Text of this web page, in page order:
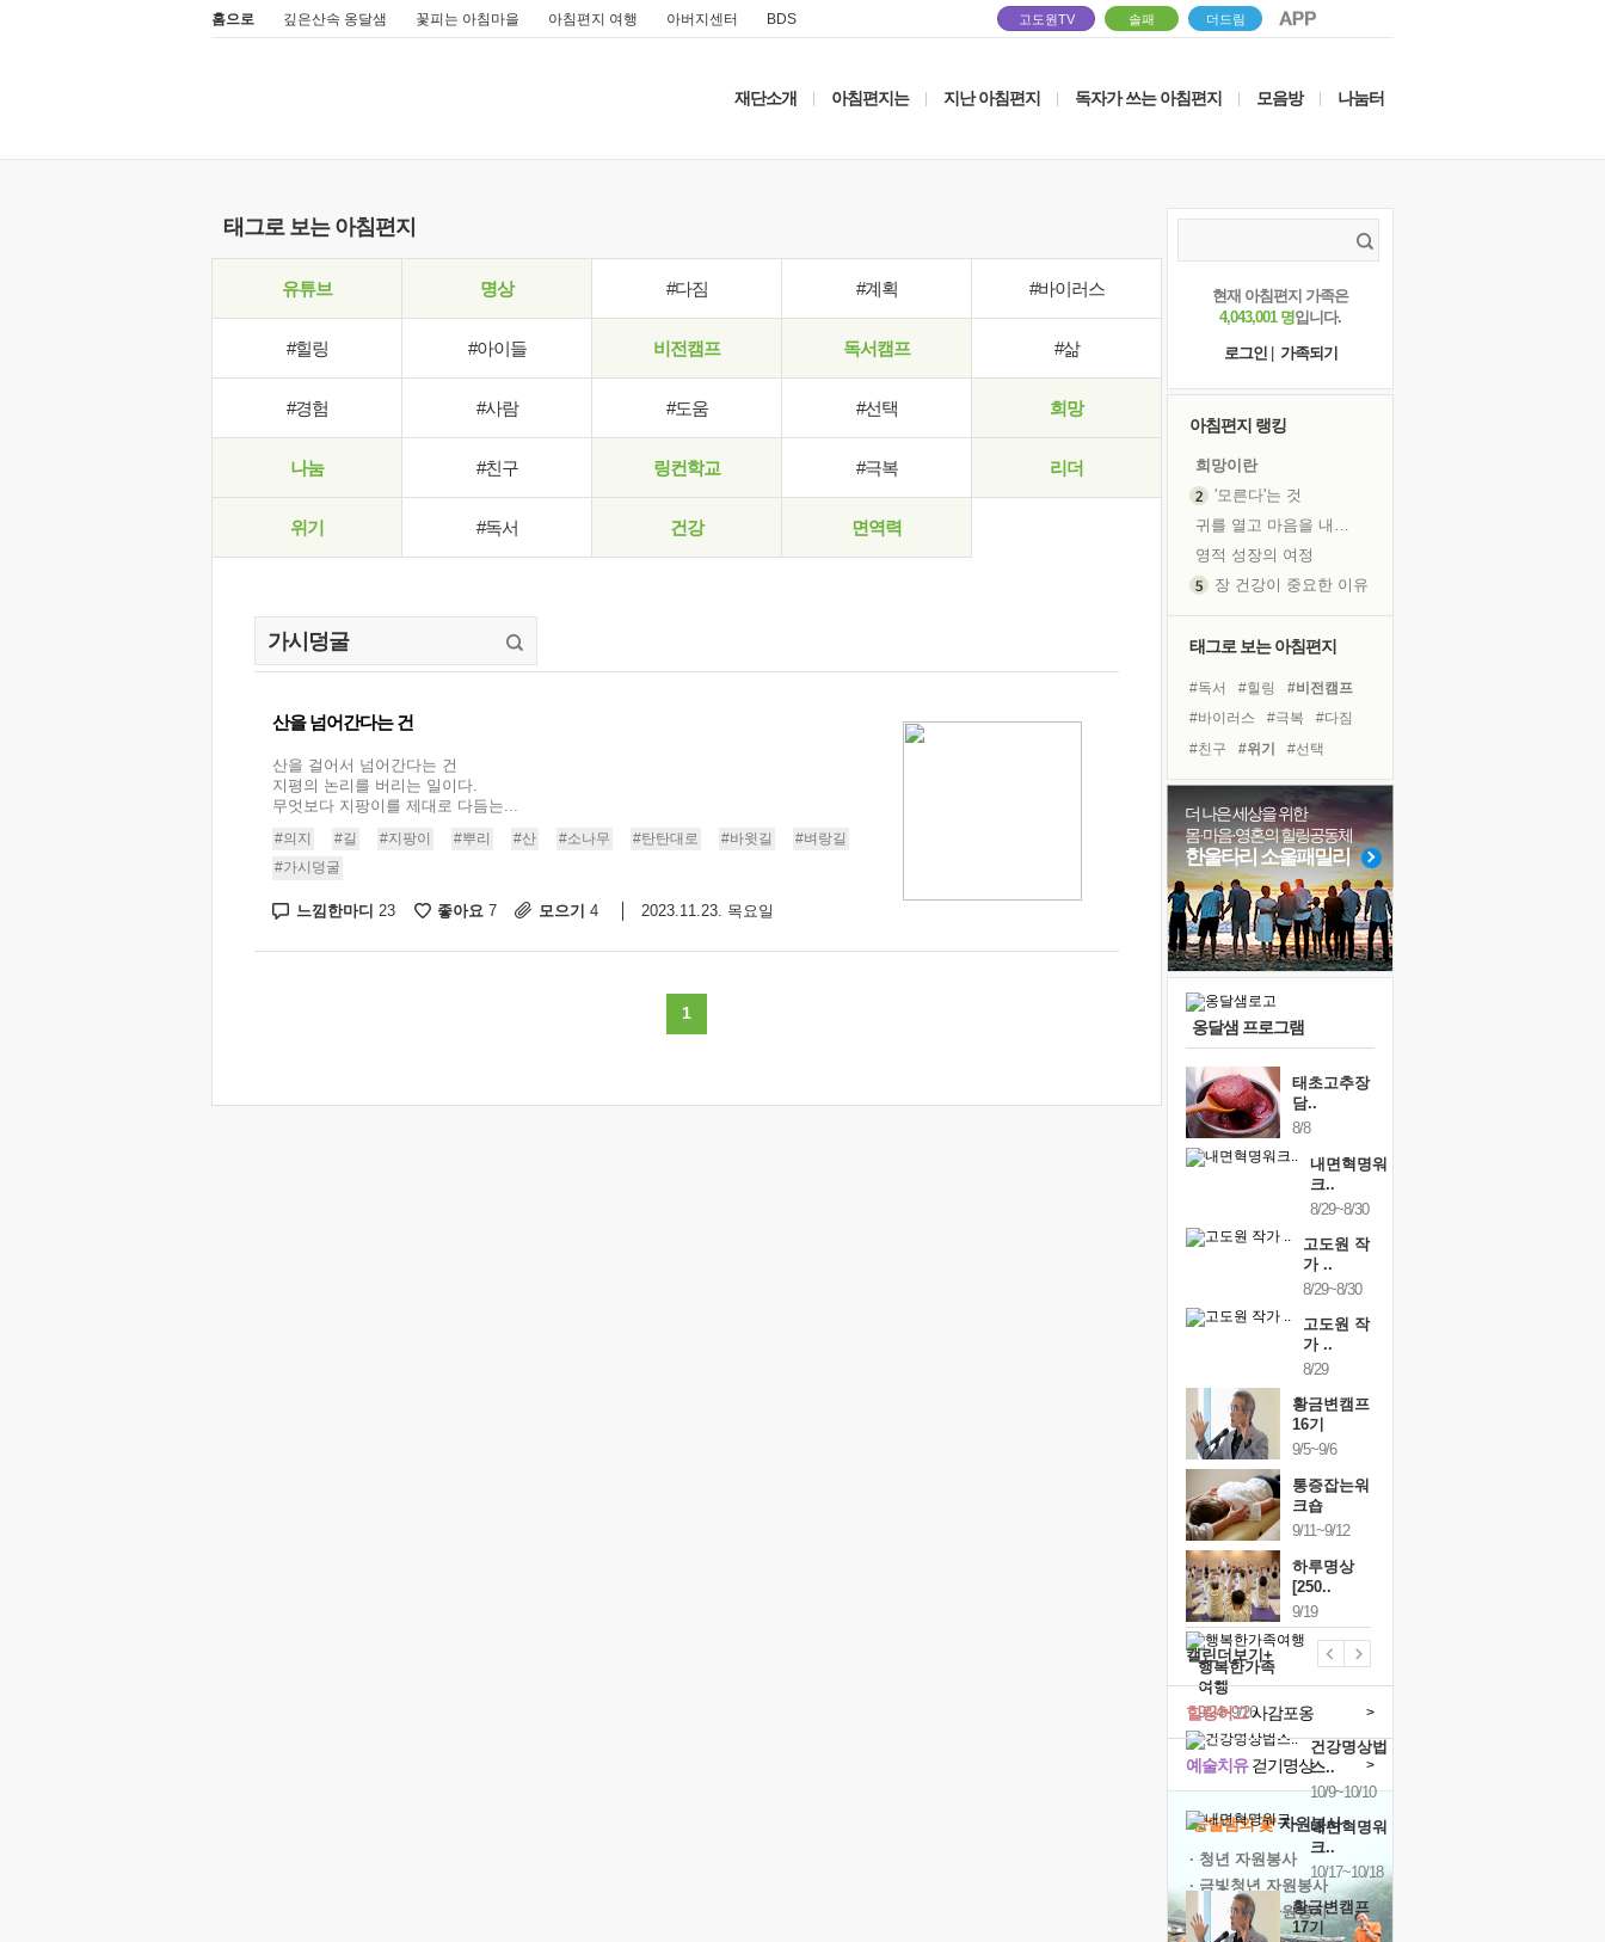
홈으로 깊은산속 옹달샘 꽃피는 아침마을 아침편지 여행 아버지센터 BDS 고도원TV 솔패 더드림
재단소개 아침편지는 지난 아침편지 독자가 쓰는 아침편지 모음방 나눔터
태그로 보는 아침편지
유튜브 명상 #다짐 #계획 #바이러스
#힐링 #아이들 비전캠프 독서캠프 #삶
#경험 #사람 #도움 #선택 희망
나눔 #친구 링컨학교 #극복 리더
위기 #독서 건강 면역력
산을 넘어간다는 건
산을 걸어서 넘어간다는 건
지평의 논리를 버리는 일이다.
무엇보다 지팡이를 제대로 다듬는...
#의지 #길 #지팡이 #뿌리 #산 #소나무 #탄탄대로 #바윗길
#벼랑길
#가시덩굴
느낌한마디 23 좋아요 7 모으기 4 2023.11.23. 목요일
1
현재 아침편지 가족은
4,043,001 명입니다.
로그인
가족되기
아침편지 랭킹
희망이란
'모른다'는 것
귀를 열고 마음을 내어주고
영적 성장의 여정
장 건강이 중요한 이유
꿈이 실제가 되는 것
'말 타는 법'을 먼저
졸업식 사진을 보며
아픈 아버지를 위한 공간 설계
극심한 변비, 어깨결림, 수면 장애
보고 싶은 어머니
유년 시절의 부산 영도 바다
못된 꼰대들
거울 속의 나
태그로 보는 아침편지
#독서 #힐링
#비전캠프
#바이러스
#극복
#다짐
#친구
#위기
#선택
#계획
#삶 #희망
#리더
#사람
#나눔
#경험
#건강
#면역력
#도움
#아이들
#명상
#링컨학교
더 나은 세상을 위한
몸·마음·영혼의 힐링공동체
한울타리 소울패밀리
옹달샘 프로그램
태초고추장
담..
8/8
내면혁명워
크..
8/29~8/30
고도원 작
가 ..
8/29~8/30
고도원 작
가 ..
8/29
황금변캠프
16기
9/5~9/6
통증잡는워
크숍
9/11~9/12
하루명상
[250..
9/19
행복한가족
여행
9/24~9/26
건강명상법
스..
10/9~10/10
내면혁명워
크..
10/17~10/18
황금변캠프
17기
캘린더보기+
예술치유걷기명상 >
힐링허그사감포옹 >
'옹달샘의 꽃'자원봉사
· 청년 자원봉사
· 금빛청년 자원봉사
· 음식연구 자원봉사